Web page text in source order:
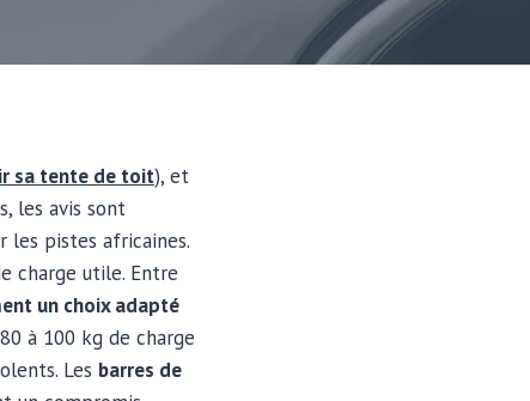
sa tente de toit), et
les avis sont
les pistes africaines.
charge utile. Entre
un choix adapté
à 100 kg de charge
Les barres de